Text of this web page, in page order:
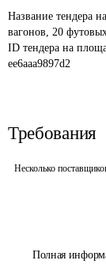
Полная
Название тендера
вагонов, 20
ID тендера на
ee6aaa9897d2
Требования
Несколько